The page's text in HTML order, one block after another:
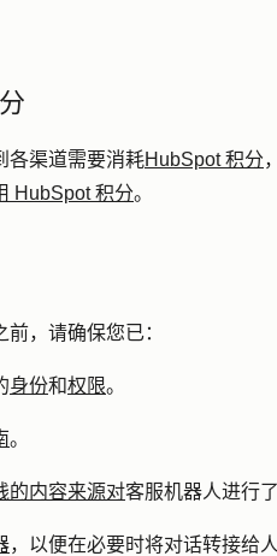
各渠道需要消耗HubSpot 积分
HubSpot 积分。
，请确保您已：
身份和权限。
。
的内容来源对客服机器人进行了
，以便在必要时将对话转接给人